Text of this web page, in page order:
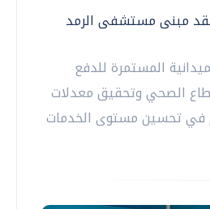
مبنى مستشفى الرمد
المستمرة للدفع
الصحي وتحقيق معدلات
في تحسين مستوى الخدمات